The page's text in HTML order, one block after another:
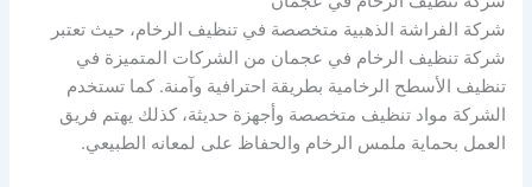
شركة الفراشة الذهبية متخصصة في تنظيف الرخام، حيث تعتبر
شركة تنظيف الرخام في عجمان من الشركات المتميزة في
تنظيف الأسطح الرخامية بطريقة احترافية وآمنة. كما تستخدم
الشركة مواد تنظيف متخصصة وأجهزة حديثة، كذلك يهتم فريق
العمل بحماية ملمس الرخام والحفاظ على لمعانه الطبيعي.